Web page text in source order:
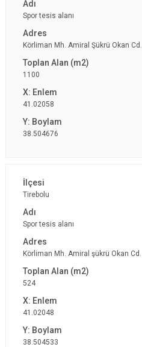
Spor tesis alanı
Körliman Mh. Amiral Şükrü Okan Cd.
1100
41.02058
38.504676
Tirebolu
Spor tesis alanı
Körliman Mh. Amiral şükrü Okan Cd.
524
41.02048
38.504533